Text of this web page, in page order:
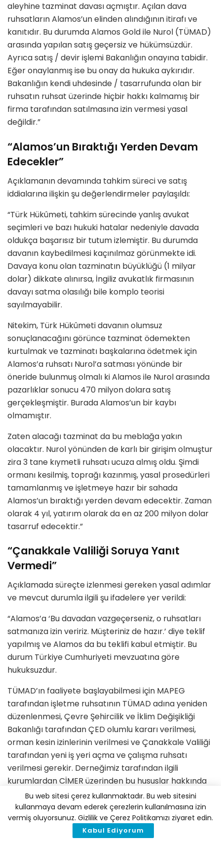
aleyhine tazminat davası açmıştır. Açılan dava
ruhsatların Alamos’un elinden alındığının itirafı ve
kanıtıdır. Bu durumda Alamos Gold ile Nurol (TÜMAD)
arasında yapılan satış geçersiz ve hükümsüzdür.
Ayrıca satış / devir işlemi Bakanlığın onayına tabidir.
Eğer onaylanmış ise bu onay da hukuka aykırıdır.
Bakanlığın kendi uhdesinde / tasarrufunda olan bir
ruhsatın ruhsat üzerinde hiçbir hakkı kalmamış bir
firma tarafından satılmasına izin vermesi yasal
değildir.”
“Alamos’un Bıraktığı Yerden Devam
Edecekler”
Açıklamanın devamında tahkim süreci ve satış
iddialarına ilişkin şu değerlendirmeler paylaşıldı:
“Türk Hükûmeti, tahkim sürecinde yanlış avukat
seçimleri ve bazı hukuki hatalar nedeniyle davada
oldukça başarısız bir tutum izlemiştir. Bu durumda
davanın kaybedilmesi kaçınılmaz görünmekte idi.
Davaya konu olan tazminatın büyüklüğü (1 milyar
dolar) dikkate alınırsa, İngiliz avukatlık firmasının
davayı satma olasılığı bile komplo teorisi
sayılmayabilir.
Nitekim, Türk Hükûmeti davanın olumsuz
sonuçlanacağını görünce tazminat ödemekten
kurtulmak ve tazminatı başkalarına ödetmek için
Alamos’a ruhsatı Nurol’a satması yönünde bir
öneride bulunmuş olmalı ki Alamos ile Nurol arasında
pazarlıklar sonucu 470 milyon dolara satış
gerçekleşmiştir. Burada Alamos’un bir kaybı
olmamıştır.
Zaten alacağı tazminat da bu meblağa yakın
olacaktır. Nurol yönünden de karlı bir girişim olmuştur
zira 3 tane kıymetli ruhsatı ucuza almış oldu. Şimdi
ormanı kesilmiş, toprağı kazınmış, yasal prosedürleri
tamamlanmış ve işletmeye hazır bir sahada
Alamos’un bıraktığı yerden devam edecektir. Zaman
olarak 4 yıl, yatırım olarak da en az 200 milyon dolar
tasarruf edecektir.”
“Çanakkale Valiliği Soruya Yanıt
Vermedi”
Açıklamada süreçte izlenmesi gereken yasal adımlar
ve mevcut durumla ilgili şu ifadelere yer verildi:
“Alamos’a ‘Bu davadan vazgeçerseniz, o ruhsatları
satmanıza izin veririz. Müşteriniz de hazır.’ diye teklif
yapılmış ve Alamos da bu teklifi kabul etmiştir. Bu
durum Türkiye Cumhuriyeti mevzuatına göre
hukuksuzdur.
TÜMAD’ın faaliyete başlayabilmesi için MAPEG
tarafından işletme ruhsatının TÜMAD adına yeniden
düzenlenmesi, Çevre Şehircilik ve İklim Değişikliği
Bakanlığı tarafından ÇED olumlu kararı verilmesi,
orman kesin izinlerinin verilmesi ve Çanakkale Valiliği
tarafından yeni iş yeri açma ve çalışma ruhsatı
verilmesi gerekir. Derneğimiz tarafından ilgili
kurumlardan CİMER üzerinden bu hususlar hakkında
bilgi istenmiştir. MAPEG işletme ruhsatı hakkındaki
sorumuza ‘ticari sır’ yanıtını vermiştir. Çevre Şehircilik
ve İklim Değişikliği Bakanlığı duyurularında herhangi
bir ÇED süreci başlatılmamıştır. Alamos için alınan
Bu web sitesi çerez kullanmaktadır. Bu web sitesini
kullanmaya devam ederek çerezlerin kullanılmasına izin
vermiş oluyorsunuz. Gizlilik ve Çerez Politikamızı ziyaret edin.
Kabul Ediyorum